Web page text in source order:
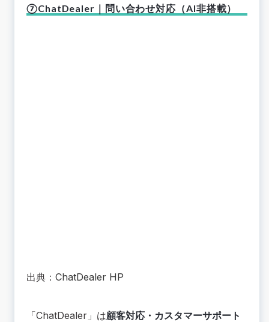
⑦ChatDealer｜問い合わせ対応（AI非搭載）
出典： ChatDealer HP
「ChatDealer」は顧客対応・カスタマーサポート